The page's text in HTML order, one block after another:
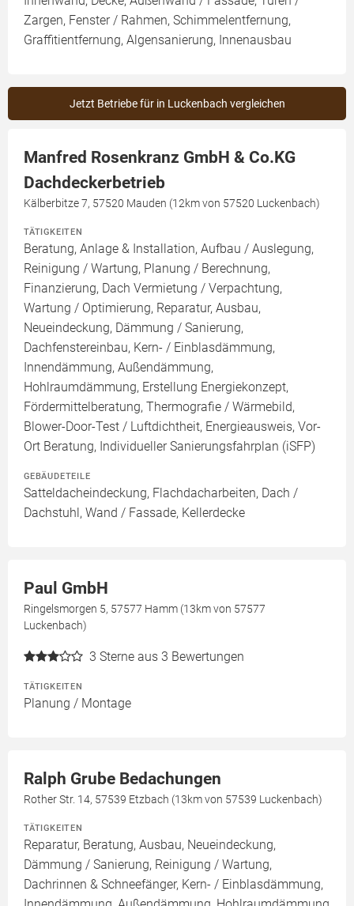
Zargen, Fenster / Rahmen, Schimmelentfernung,
Graffitientfernung, Algensanierung, Innenausbau
Jetzt Betriebe für in Luckenbach vergleichen
Manfred Rosenkranz GmbH & Co.KG
Dachdeckerbetrieb
Kälberbitze 7, 57520 Mauden (12km von 57520 Luckenbach)
TÄTIGKEITEN
Beratung, Anlage & Installation, Aufbau / Auslegung,
Reinigung / Wartung, Planung / Berechnung,
Finanzierung, Dach Vermietung / Verpachtung,
Wartung / Optimierung, Reparatur, Ausbau,
Neueindeckung, Dämmung / Sanierung,
Dachfenstereinbau, Kern- / Einblasdämmung,
Innendämmung, Außendämmung,
Hohlraumdämmung, Erstellung Energiekonzept,
Fördermittelberatung, Thermografie / Wärmebild,
Blower-Door-Test / Luftdichtheit, Energieausweis, Vor-
Ort Beratung, Individueller Sanierungsfahrplan (iSFP)
GEBÄUDETEILE
Satteldacheindeckung, Flachdacharbeiten, Dach /
Dachstuhl, Wand / Fassade, Kellerdecke
Paul GmbH
Ringelsmorgen 5, 57577 Hamm (13km von 57577
Luckenbach)
3 Sterne aus 3 Bewertungen
TÄTIGKEITEN
Planung / Montage
Ralph Grube Bedachungen
Rother Str. 14, 57539 Etzbach (13km von 57539 Luckenbach)
TÄTIGKEITEN
Reparatur, Beratung, Ausbau, Neueindeckung,
Dämmung / Sanierung, Reinigung / Wartung,
Dachrinnen & Schneefänger, Kern- / Einblasdämmung,